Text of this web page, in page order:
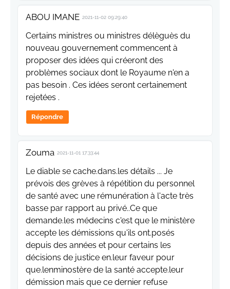
ABOU IMANE 2021-11-02 09:29:40
Certains ministres ou ministres délèguès du
nouveau gouvernement commencent à
proposer des idées qui créeront des
problèmes sociaux dont le Royaume n'en a
pas besoin . Ces idées seront certainement
rejetées .
Répondre
Zouma 2021-11-01 17:33:44
Le diable se cache.dans.les détails ... Je
prévois des grèves à répétition du personnel
de santé avec une rémunération à l'acte très
basse par rapport au privé..Ce que
demande.les médecins c'est que le ministère
accepte les démissions qu'ils ont.posés
depuis des années et pour certains les
décisions de justice en.leur faveur pour
que.lenminostère de la santé accepte.leur
démission mais que ce dernier refuse